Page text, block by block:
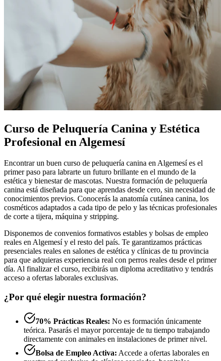
Curso de Peluquería Canina y Estética
Profesional en Algemesí
Encontrar un buen curso de peluquería canina en Algemesí es el
primer paso para labrarte un futuro brillante en el mundo de la
estética y bienestar de mascotas. Nuestra formación de peluquería
canina está diseñada para que aprendas desde cero, sin necesidad de
conocimientos previos. Conocerás la anatomía cutánea canina, los
cosméticos adaptados a cada tipo de pelo y las técnicas profesionales
de corte a tijera, máquina y stripping.
Disponemos de convenios formativos estables y bolsas de empleo
reales en Algemesí y el resto del país. Te garantizamos prácticas
presenciales reales en salones de estética y clínicas de tu provincia
para que adquieras experiencia real con perros reales desde el primer
día. Al finalizar el curso, recibirás un diploma acreditativo y tendrás
acceso a ofertas laborales exclusivas.
¿Por qué elegir nuestra formación?
70% Prácticas Reales: No es formación únicamente
teórica. Pasarás el mayor porcentaje de tu tiempo trabajando
directamente con animales en instalaciones de primer nivel.
Bolsa de Empleo Activa: Accede a ofertas laborales en